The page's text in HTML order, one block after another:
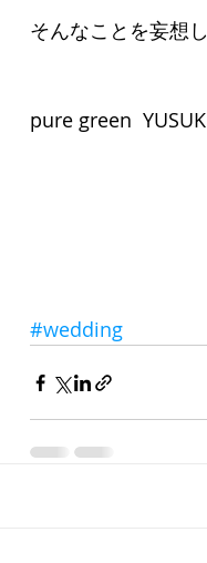
そんなことを妄想
pure green
#wedding